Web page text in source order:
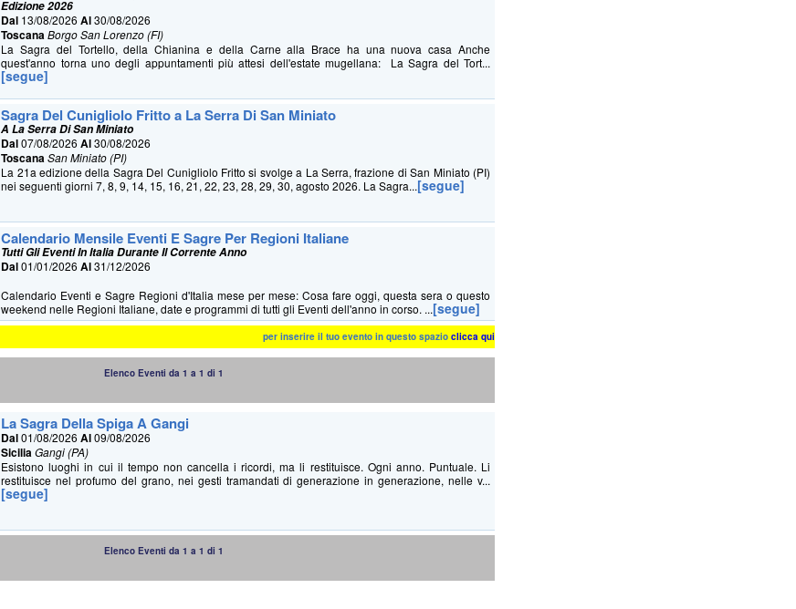
Edizione 2026
Dal 13/08/2026Al30/08/2026
ToscanaBorgo San Lorenzo (FI)
La Sagra del Tortello, della Chianina e della Carne alla Brace ha una nuova casa Anche
quest'anno torna uno degli appuntamenti più attesi dell'estate mugellana: La Sagra del Tort...
[segue]
Sagra Del Cunigliolo Fritto a La Serra Di San Miniato
A La Serra Di San Miniato
Dal07/08/2026Al30/08/2026
ToscanaSan Miniato (PI)
La 21a edizione della Sagra Del Cunigliolo Fritto si svolge a La Serra, frazione di San Miniato (PI)
nei seguenti giorni 7, 8, 9, 14, 15, 16, 21, 22, 23, 28, 29, 30, agosto 2026. La Sagra...[segue]
Calendario Mensile Eventi E Sagre Per Regioni Italiane
Tutti Gli Eventi In Italia Durante Il Corrente Anno
Dal01/01/2026Al31/12/2026
Calendario Eventi e Sagre Regioni d'Italia mese per mese: Cosa fare oggi, questa sera o questo
weekend nelle Regioni Italiane, date e programmi di tutti gli Eventi dell'anno in corso. ...[segue]
per inserire il tuo evento in questo spazio clicca qui
Elenco Eventi da 1 a 1 di 1
La Sagra Della Spiga A Gangi
Dal01/08/2026Al09/08/2026
SiciliaGangi (PA)
Esistono luoghi in cui il tempo non cancella i ricordi, ma li restituisce. Ogni anno. Puntuale. Li
restituisce nel profumo del grano, nei gesti tramandati di generazione in generazione, nelle v...
[segue]
Elenco Eventi da 1 a 1 di 1